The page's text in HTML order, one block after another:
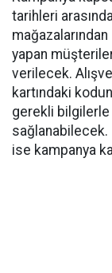
tarihleri
yapan
verilecek.
kartındaki
gerekli bilgilerle
sağlanabilecek.
ise kampanya